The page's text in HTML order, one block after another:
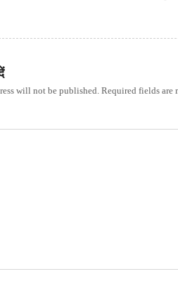
will not be published. Required fields are